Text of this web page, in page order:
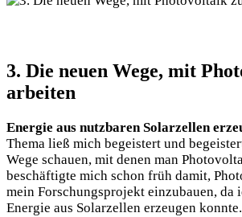
3. Die neuen Wege, mit
arbeiten
Energie aus nutzbaren Solarzellen
Thema ließ mich begeistert und
Wege schauen, mit denen man
beschäftigte mich schon früh damit,
mein Forschungsprojekt einzubauen, da
Energie aus Solarzellen erzeugen konnte.